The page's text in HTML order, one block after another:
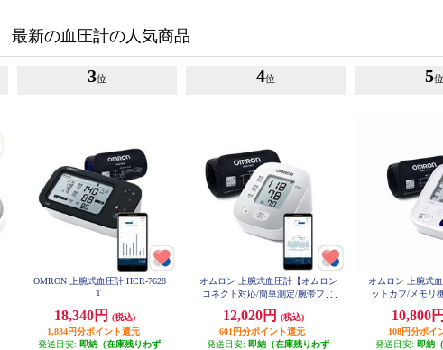
最新の血圧計の人気商品
3位
OMRON 上腕式血圧計 HCR-7628
T
18,340円
(税込)
1,834円分ポイント還元
発送目安: 即納（在庫残りわず
4位
オムロン 上腕式血圧計【オムロン
コネクト対応/簡単測定/腕帯フィ
ク】 HCR-7308T2
12,020円
(税込)
601円分ポイント還元
発送目安: 即納（在庫残りわず
5位
オムロン 上腕式
ットカフ/メモリ
ル】
10,800円
108円分ポイ
発送目安: 即納